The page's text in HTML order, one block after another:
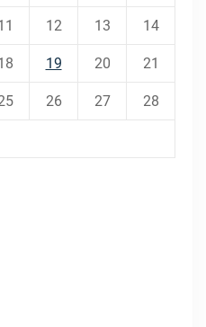
12 13 14
19 20 21
26 27 28